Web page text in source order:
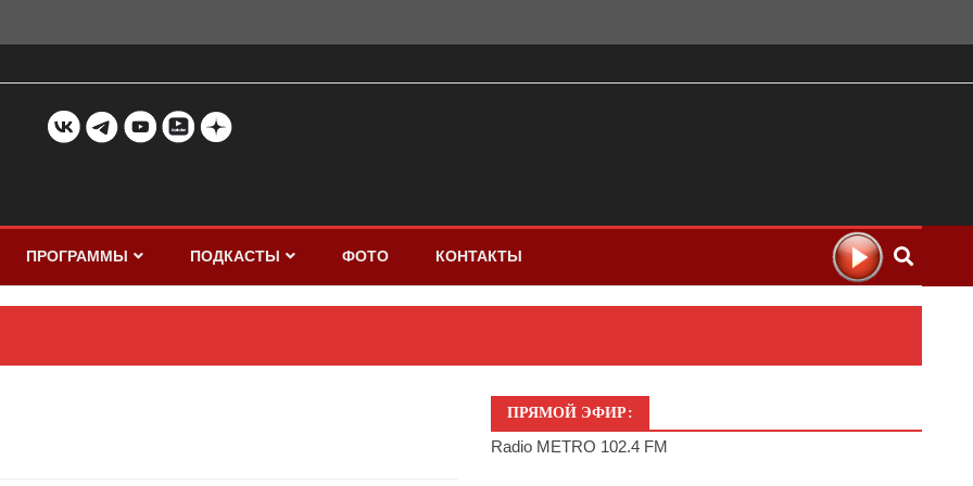
ПРОГРАММЫ ПОДКАСТЫ ФОТО КОНТАКТЫ
ПРЯМОЙ ЭФИР:
Radio METRO 102.4 FM